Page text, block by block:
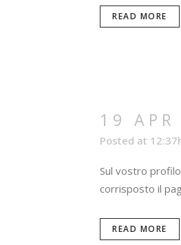
READ MORE
19 APR
Posted at
Sul vostro
corrisposto il
READ MORE